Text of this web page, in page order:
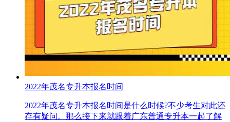
2022年茂名专升本报名时间
2022年茂名专升本报名时间是什么时候?不少考生对此还
存有疑问。那么接下来就跟着广东普通专升本一起了解